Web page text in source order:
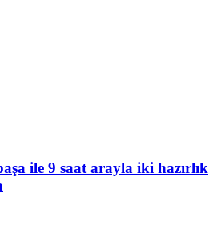
ile 9 saat arayla iki hazırlık